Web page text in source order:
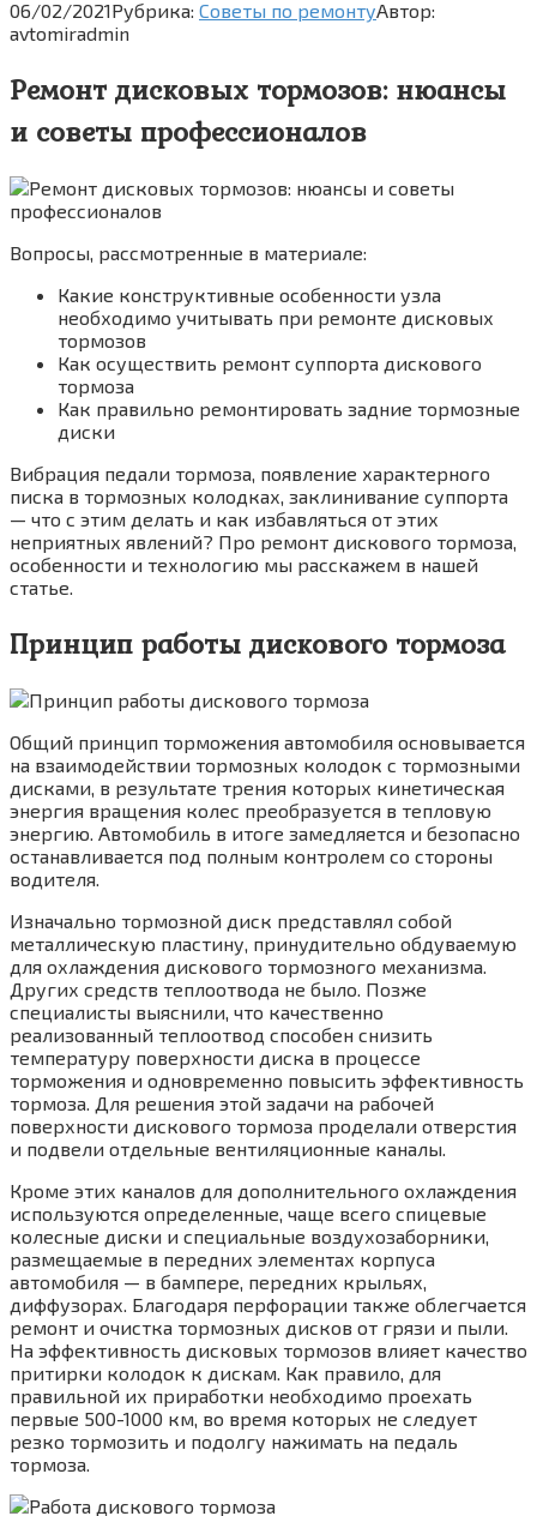
06/02/2021Рубрика: Советы по ремонтуАвтор:
avtomiradmin
Ремонт дисковых тормозов: нюансы
и советы профессионалов
Вопросы, рассмотренные в материале:
Какие конструктивные особенности узла
необходимо учитывать при ремонте дисковых
тормозов
Как осуществить ремонт суппорта дискового
тормоза
Как правильно ремонтировать задние тормозные
диски
Вибрация педали тормоза, появление характерного
писка в тормозных колодках, заклинивание суппорта
— что с этим делать и как избавляться от этих
неприятных явлений? Про ремонт дискового тормоза,
особенности и технологию мы расскажем в нашей
статье.
Принцип работы дискового тормоза
Общий принцип торможения автомобиля основывается
на взаимодействии тормозных колодок с тормозными
дисками, в результате трения которых кинетическая
энергия вращения колес преобразуется в тепловую
энергию. Автомобиль в итоге замедляется и безопасно
останавливается под полным контролем со стороны
водителя.
Изначально тормозной диск представлял собой
металлическую пластину, принудительно обдуваемую
для охлаждения дискового тормозного механизма.
Других средств теплоотвода не было. Позже
специалисты выяснили, что качественно
реализованный теплоотвод способен снизить
температуру поверхности диска в процессе
торможения и одновременно повысить эффективность
тормоза. Для решения этой задачи на рабочей
поверхности дискового тормоза проделали отверстия
и подвели отдельные вентиляционные каналы.
Кроме этих каналов для дополнительного охлаждения
используются определенные, чаще всего спицевые
колесные диски и специальные воздухозаборники,
размещаемые в передних элементах корпуса
автомобиля — в бампере, передних крыльях,
диффузорах. Благодаря перфорации также облегчается
ремонт и очистка тормозных дисков от грязи и пыли.
На эффективность дисковых тормозов влияет качество
притирки колодок к дискам. Как правило, для
правильной их приработки необходимо проехать
первые 500-1000 км, во время которых не следует
резко тормозить и подолгу нажимать на педаль
тормоза.